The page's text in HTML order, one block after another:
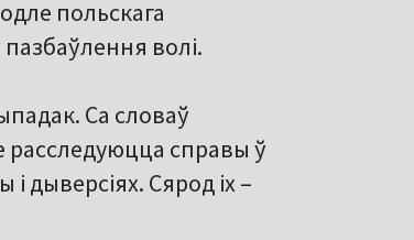
польскага
волі.
Са словаў
расследуюцца справы ў
дыверсіях. Сярод іх –